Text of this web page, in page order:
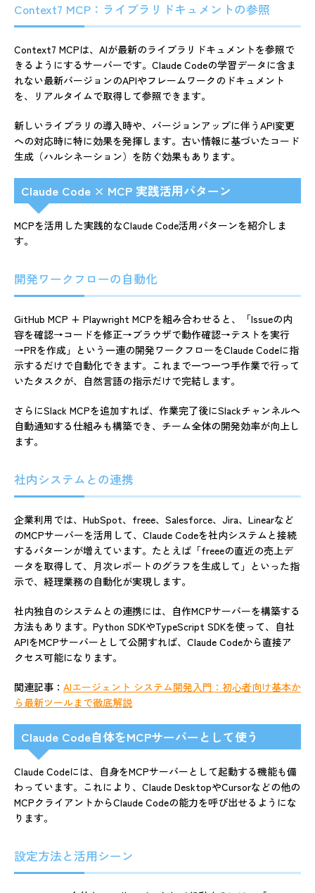
Context7 MCP：ライブラリドキュメントの参照
Context7 MCPは、AIが最新のライブラリドキュメントを参照で
きるようにするサーバーです。Claude Codeの学習データに含ま
れない最新バージョンのAPIやフレームワークのドキュメント
を、リアルタイムで取得して参照できます。
新しいライブラリの導入時や、バージョンアップに伴うAPI変更
への対応時に特に効果を発揮します。古い情報に基づいたコード
生成（ハルシネーション）を防ぐ効果もあります。
Claude Code × MCP 実践活用パターン
MCPを活用した実践的なClaude Code活用パターンを紹介しま
す。
開発ワークフローの自動化
GitHub MCP + Playwright MCPを組み合わせると、「Issueの内
容を確認→コードを修正→ブラウザで動作確認→テストを実行
→PRを作成」という一連の開発ワークフローをClaude Codeに指
示するだけで自動化できます。これまで一つ一つ手作業で行って
いたタスクが、自然言語の指示だけで完結します。
さらにSlack MCPを追加すれば、作業完了後にSlackチャンネルへ
自動通知する仕組みも構築でき、チーム全体の開発効率が向上し
ます。
社内システムとの連携
企業利用では、HubSpot、freee、Salesforce、Jira、Linearなど
のMCPサーバーを活用して、Claude Codeを社内システムと接続
するパターンが増えています。たとえば「freeeの直近の売上デ
ータを取得して、月次レポートのグラフを生成して」といった指
示で、経理業務の自動化が実現します。
社内独自のシステムとの連携には、自作MCPサーバーを構築する
方法もあります。Python SDKやTypeScript SDKを使って、自社
APIをMCPサーバーとして公開すれば、Claude Codeから直接ア
クセス可能になります。
関連記事： AIエージェント システム開発入門：初心者向け基本か
ら最新ツールまで徹底解説
Claude Code自体をMCPサーバーとして使う
Claude Codeには、自身をMCPサーバーとして起動する機能も備
わっています。これにより、Claude DesktopやCursorなどの他の
MCPクライアントからClaude Codeの能力を呼び出せるようにな
ります。
設定方法と活用シーン